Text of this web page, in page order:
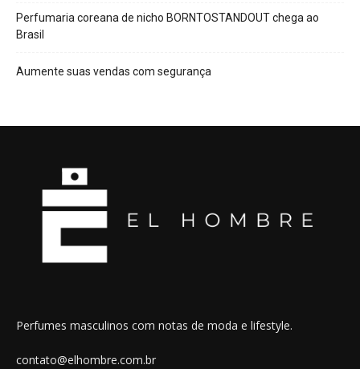
Perfumaria coreana de nicho BORNTOSTANDOUT chega ao
Brasil
Aumente suas vendas com segurança
Perfumes masculinos com notas de moda e lifestyle.
contato@elhombre.com.br